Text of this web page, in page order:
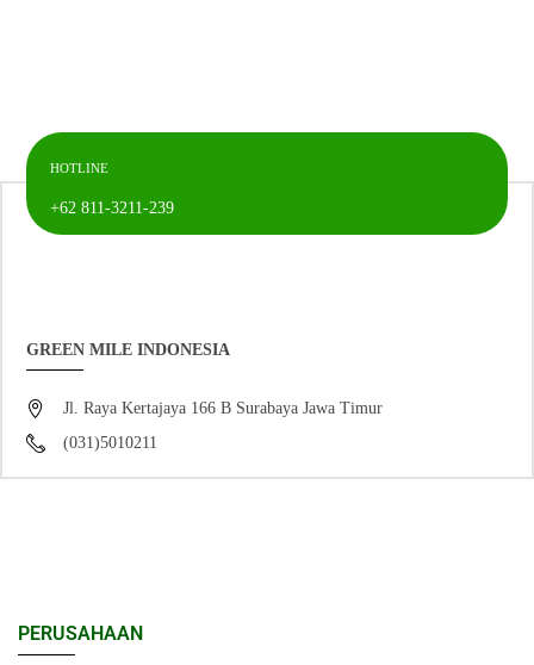
HOTLINE
+62 811-3211-239
GREEN MILE INDONESIA
Jl. Raya Kertajaya 166 B Surabaya Jawa Timur
(031)5010211
PERUSAHAAN